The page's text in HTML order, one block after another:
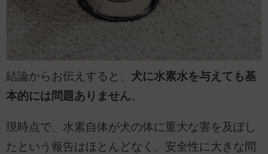
結論からお伝えすると、 犬に水素水を与えても基
本的には問題ありません。
現時点で、水素自体が犬の体に重大な害を及ぼし
たという報告はほとんどなく、安全性に大きな問